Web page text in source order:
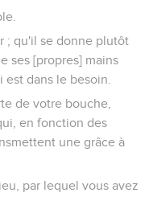
; qu'il se donne plutôt
ses [propres] mains
dans le besoin.
de votre bouche,
en fonction des
une grâce à
par lequel vous avez